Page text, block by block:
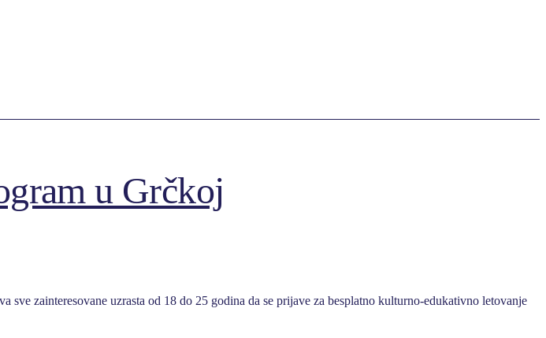
u Grčkoj
zainteresovane uzrasta od 18 do 25 godina da se prijave za besplatno kulturno-edukativno letovanje